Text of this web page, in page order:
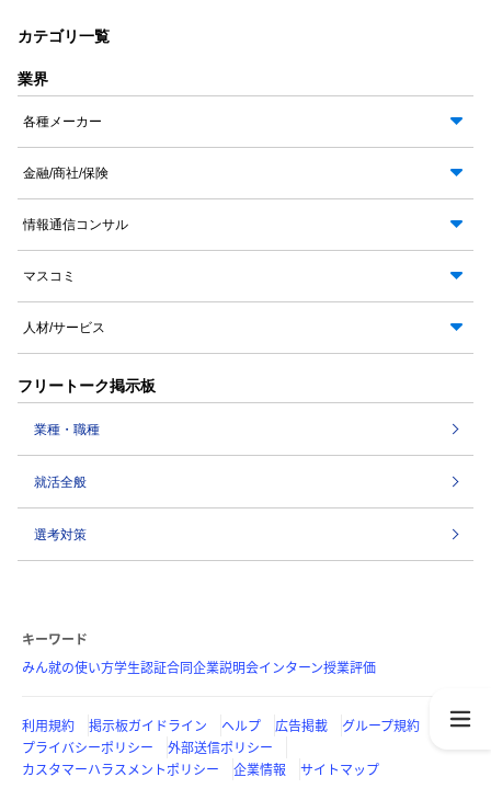
カテゴリ一覧
業界
各種メーカー
金融/商社/保険
情報通信コンサル
マスコミ
人材/サービス
フリートーク掲示板
業種・職種
就活全般
選考対策
キーワード
みん就の使い方学生認証合同企業説明会インターン授業評価
利用規約 掲示板ガイドライン ヘルプ 広告掲載
グループ規約
プライバシーポリシー
外部送信ポリシー
カスタマーハラスメントポリシー
企業情報 サイトマップ